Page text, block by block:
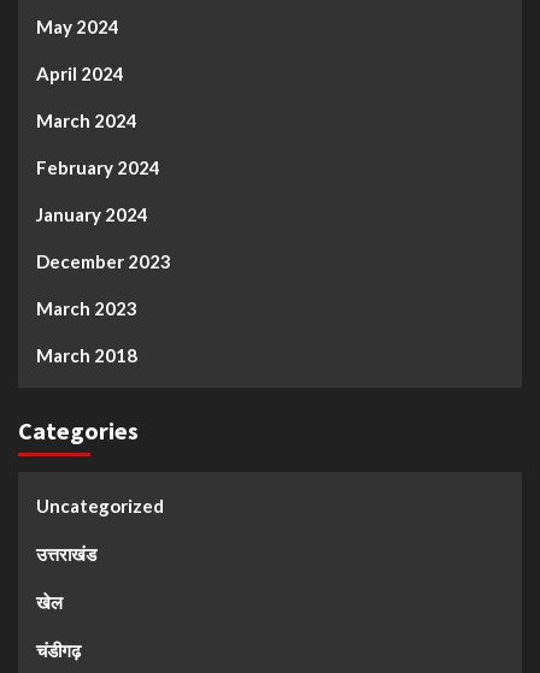
May 2024
April 2024
March 2024
February 2024
January 2024
December 2023
March 2023
March 2018
Categories
Uncategorized
उत्तराखंड
खेल
चंडीगढ़